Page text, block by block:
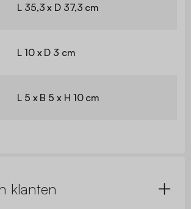
L 35,3 x D 37,3 cm
L 10 x D 3 cm
L 5 x B 5 x H 10 cm
klanten